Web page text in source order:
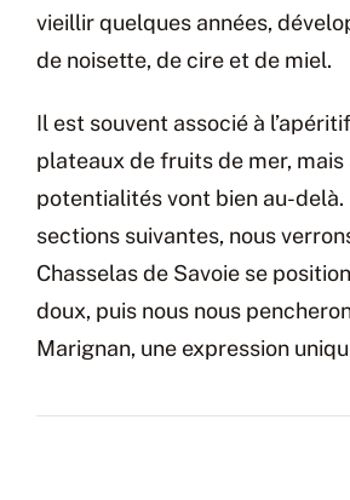
vieillir quelques années,
de noisette, de cire et de miel.
Il est souvent associé à
plateaux de fruits de mer, mais
potentialités vont bien au-delà.
sections suivantes, nous
Chasselas de Savoie se
doux, puis nous nous
Marignan, une expression